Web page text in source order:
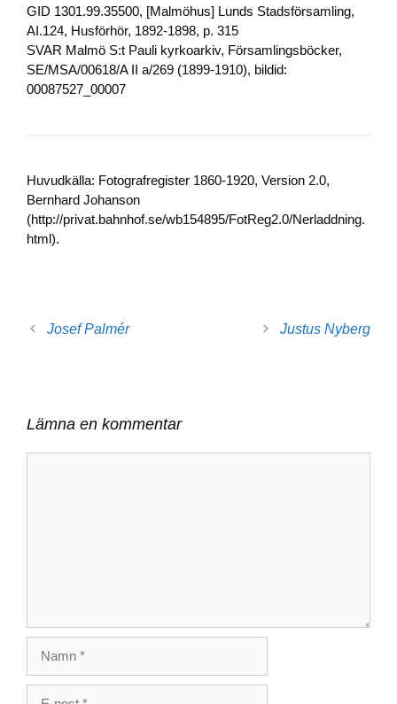
GID 1301.99.35500, [Malmöhus] Lunds Stadsförsamling,
AI.124, Husförhör, 1892-1898, p. 315
SVAR Malmö S:t Pauli kyrkoarkiv, Församlingsböcker,
SE/MSA/00618/A II a/269 (1899-1910), bildid:
00087527_00007
Huvudkälla: Fotografregister 1860-1920, Version 2.0,
Bernhard Johanson
(http://privat.bahnhof.se/wb154895/FotReg2.0/Nerladdning.
html).
Josef Palmér Justus Nyberg
Lämna en kommentar